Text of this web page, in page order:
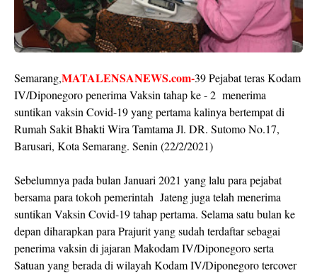
Semarang,MATALENSANEWS.com-39 Pejabat teras Kodam
IV/Diponegoro penerima Vaksin tahap ke - 2 menerima
suntikan vaksin Covid-19 yang pertama kalinya bertempat di
Rumah Sakit Bhakti Wira Tamtama Jl. DR. Sutomo No.17,
Barusari, Kota Semarang. Senin (22/2/2021)
Sebelumnya pada bulan Januari 2021 yang lalu para pejabat
bersama para tokoh pemerintah Jateng juga telah menerima
suntikan Vaksin Covid-19 tahap pertama. Selama satu bulan ke
depan diharapkan para Prajurit yang sudah terdaftar sebagai
penerima vaksin di jajaran Makodam IV/Diponegoro serta
Satuan yang berada di wilayah Kodam IV/Diponegoro tercover